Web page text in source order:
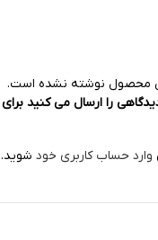
محصول نوشته نشده است.
وارد حساب کاربری خود شوید.